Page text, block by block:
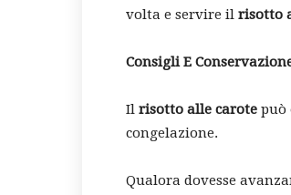
volta e servire il risotto
Consigli E
Il risotto alle carote può
congelazione.
Qualora dovesse